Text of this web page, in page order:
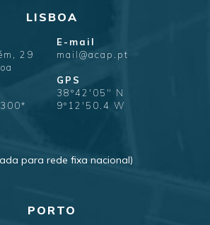
LISBOA
29
E-mail
mail@acap.pt
GPS
38º42'05" N
9º12'50.4 W
para rede fixa nacional)
PORTO